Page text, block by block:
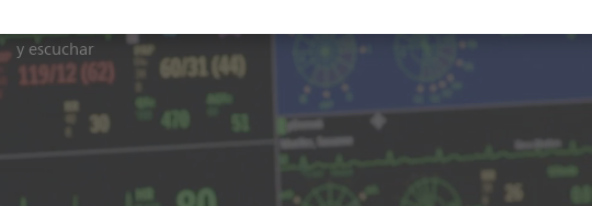
y escuchar